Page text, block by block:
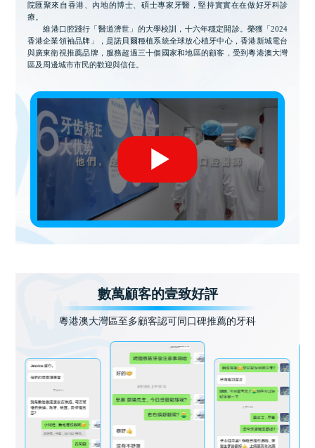
院匯聚來自香港、內地的博士、碩士專家牙醫，堅持實實在在做好牙科診
療。
維港口腔踐行「醫道濟世」的大學校訓，十六年穩定開診。榮獲「2024
香港企業領袖品牌」，是諾貝爾種植系統全球放心植牙中心，香港新城電台
與廣東衛視推薦品牌，服務超過三十個國家和地區的顧客，受到粵港澳大灣
區及周邊城市市民的歡迎與信任。
數萬顧客的壹致好評
粵港澳大灣區至多顧客認可同口碑推薦的牙科